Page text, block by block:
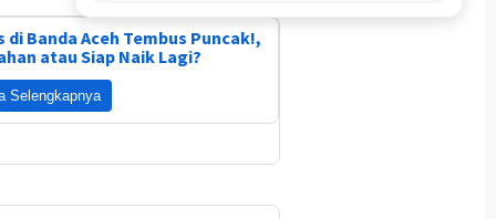
di Banda Aceh Tembus Puncak!,
atau Siap Naik Lagi?
Selengkapnya